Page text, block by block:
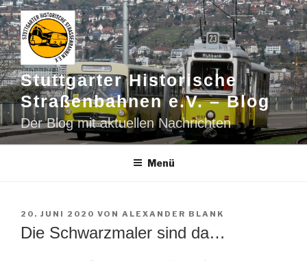
Zum
Inhalt
springen
Stuttgarter Historische
Straßenbahnen e.V. – Blog
Der Blog mit aktuellen Nachrichten
Menü
VERÖFFENTLICHT
AM
20. JUNI 2020 VON ALEXANDER BLANK
Die Schwarzmaler sind da…